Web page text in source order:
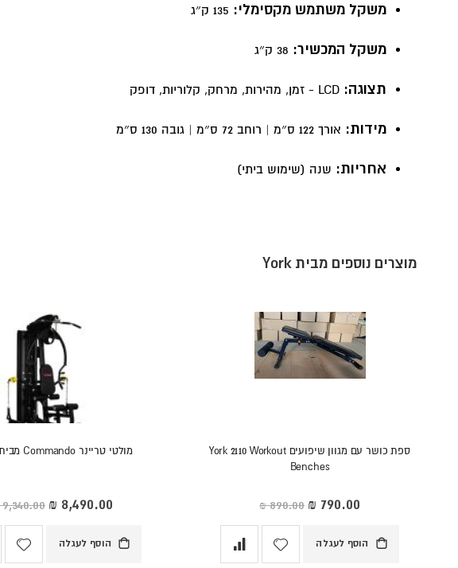
משקל משתמש מקסימלי:
משקל המכשיר:
תצוגה: LCD - זמן, מהירות, מרחק, קלוריות, דופק
מידות: אורך 122 ס״מ | רוחב 72 ס״מ | גובה 130 ס״מ
אחריות: שנה (שימוש ביתי)
מוצרים נוספים מבית York
ספת כושר עם מגוון שיפועים York 2110 Workout
Benches
מחיר
מיוחד
הוסף לעגלה
מולטי טריינר Commando מבית York®
‏9,340.00 ₪ מחיר
מיוחד
הוסף לעגלה